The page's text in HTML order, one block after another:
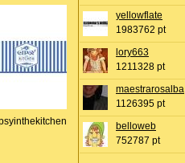
yellowflate
1983762 pt
lory663
1211328 pt
maestrarosalba
1126395 pt
belloweb
752787 pt